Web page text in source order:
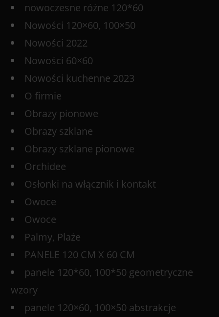
nowoczesne różne 120*60
Nowości 120×60, 100×50
Nowości 2022
Nowości 60×60
Nowości kuchenne 2023
O firmie
Obrazy pionowe
Obrazy szklane
Obrazy szklane pionowe
Orchidee
Osłonki na włącznik i kontakt
Owoce
Owoce
Palmy, Plaże
PANELE 120 CM X 60 CM
panele 120*60, 100*50 geometryczne
wzory
panele 120×60, 100×50 abstrakcje